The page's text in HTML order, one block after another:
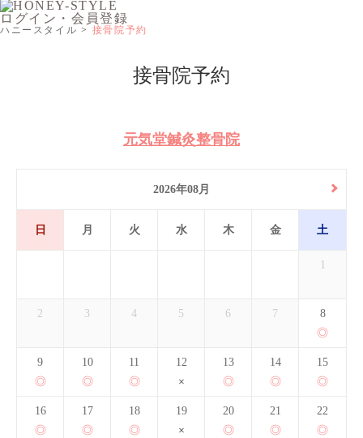
ログイン・会員登録
ハニースタイル 接骨院予約
接骨院予約
元気堂鍼灸整骨院
2026年08月
日 月 火 水 木 金 土
1
2 3 4 5 6 7 8
9 10 11 12 13 14 15
16 17 18 19 20 21 22